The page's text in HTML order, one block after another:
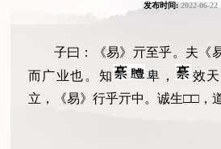
发布时间: 2022-06-22
子曰：《易》亓至乎。夫《
而广业也。知
卑，
效
立，《易》行乎亓中。诚生□□，